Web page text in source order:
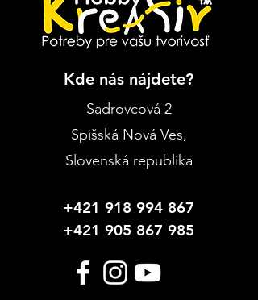
Kde nás nájdete?
Sadrovcová 2
Spišská Nová Ves,
Slovenská republika
+421 918 994 867
+421 905 867 985